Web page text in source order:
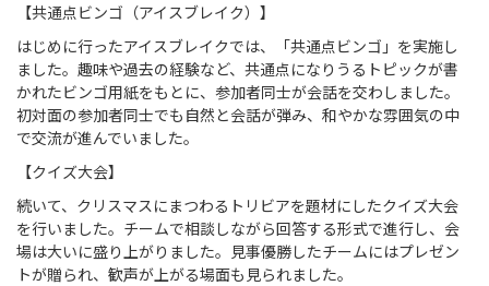
【共通点ビンゴ（アイスブレイク）】
はじめに行ったアイスブレイクでは、「共通点ビンゴ」を実施し
ました。趣味や過去の経験など、共通点になりうるトピックが書
かれたビンゴ用紙をもとに、参加者同士が会話を交わしました。
初対面の参加者同士でも自然と会話が弾み、和やかな雰囲気の中
で交流が進んでいました。
【クイズ大会】
続いて、クリスマスにまつわるトリビアを題材にしたクイズ大会
を行いました。チームで相談しながら回答する形式で進行し、会
場は大いに盛り上がりました。見事優勝したチームにはプレゼン
トが贈られ、歓声が上がる場面も見られました。